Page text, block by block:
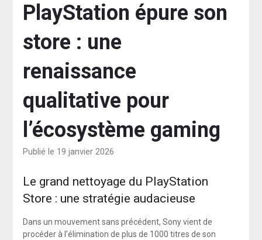
PlayStation épure son
store : une
renaissance
qualitative pour
l’écosystème gaming
Publié le 19 janvier 2026
Le grand nettoyage du PlayStation
Store : une stratégie audacieuse
Dans un mouvement sans précédent, Sony vient de
procéder à l’élimination de plus de 1000 titres de son